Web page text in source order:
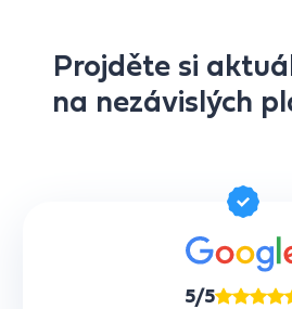
Projděte si
na nezávislých
5/5